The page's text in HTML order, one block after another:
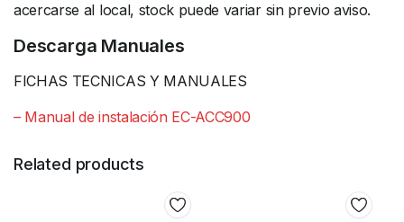
acercarse al local, stock puede variar sin previo aviso.
Descarga Manuales
FICHAS TECNICAS Y MANUALES
– Manual de instalación EC-ACC900
Related products